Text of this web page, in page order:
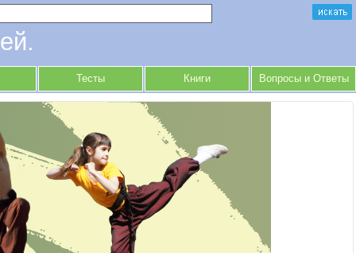
Тесты Книги Вопросы и Ответы